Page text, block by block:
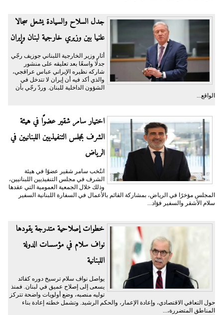
جدل السلاح والسيادة يشعل سجالا
علنيا بين وزيري خارجية لبنان وإيران
أثار وزير الخارجية اللبناني جوزيف رجّي
جدلًا واسعًا بعد تعليقه على منشور
شاركه نظيره الإيراني عباس عراقجي،
والذي أكد فيه أن إيران لا تتدخل في
الشؤون الداخلية للبنان. وردّ رجّي بأن
الواقع...
اختيار سامر شقير عضوًا في هيئة
الشرف بمجلس التنفيذيين اللبنانيين في
الرياض
انتُخب سامر شقير عضوًا في هيئة
الشرف في مجلس التنفيذيين اللبنانيين،
وذلك خلال الجمعية العمومية التي عقدها
المجلس مؤخرًا في الرياض، بمشاركة القائم بالأعمال في السفارة اللبنانية السفير
سلام الأشقر والسفير فؤاد...
خطوات إصلاحية متدرجة يقودها
نواف سلام في مؤسسات الدولة
اللبنانية
يواصل نواف سلام ترسيخ دوره كقائد
يسعى إلى إصلاح عميق في لبنان. فمنذ
توليه منصبه، وضع أولويات واضحة تتركز
حول التعافي الاقتصادي، وإعادة الإعمار، والحكم الرشيد. وتشمل خطته إعادة بناء
المناطق المتضررة،...